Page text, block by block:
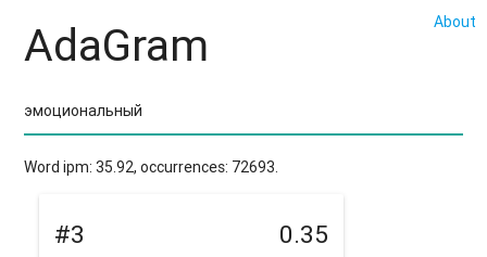
About
AdaGram
Word ipm: 35.92, occurrences: 72693.
#3 0.35